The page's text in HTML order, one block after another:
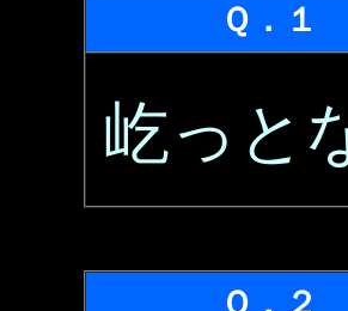
Ｑ．１
屹っと